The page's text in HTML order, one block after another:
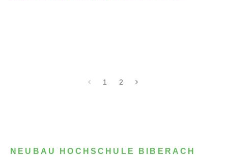
1 2
NEUBAU HOCHSCHULE BIBERACH